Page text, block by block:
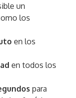
un
los
en los
en todos los
para